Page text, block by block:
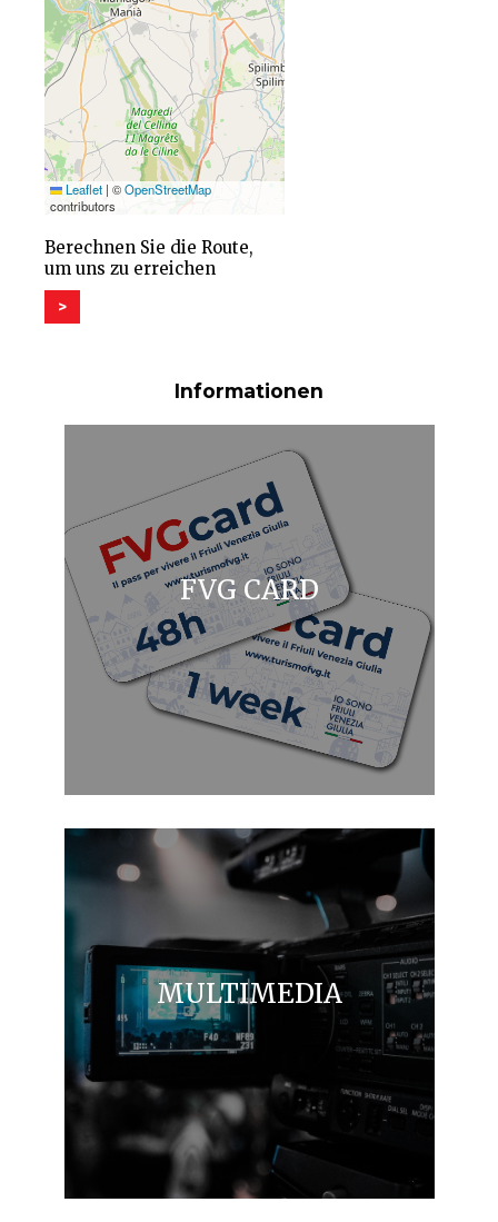
Leaflet | ©OpenStreetMap
contributors
Berechnen Sie die Route,
um uns zu erreichen
>
Informationen
FVG CARD
MULTIMEDIA